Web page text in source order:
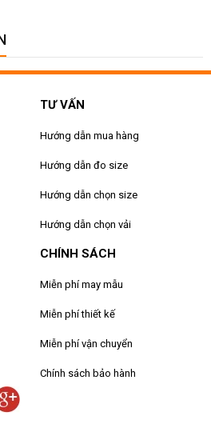
TƯ VẤN
Hướng dẫn mua hàng
Hướng dẫn đo size
Hướng dẫn chọn size
Hướng dẫn chọn vải
CHÍNH SÁCH
Miễn phí may mẫu
Miễn phí thiết kế
Miễn phí vận chuyển
Chính sách bảo hành